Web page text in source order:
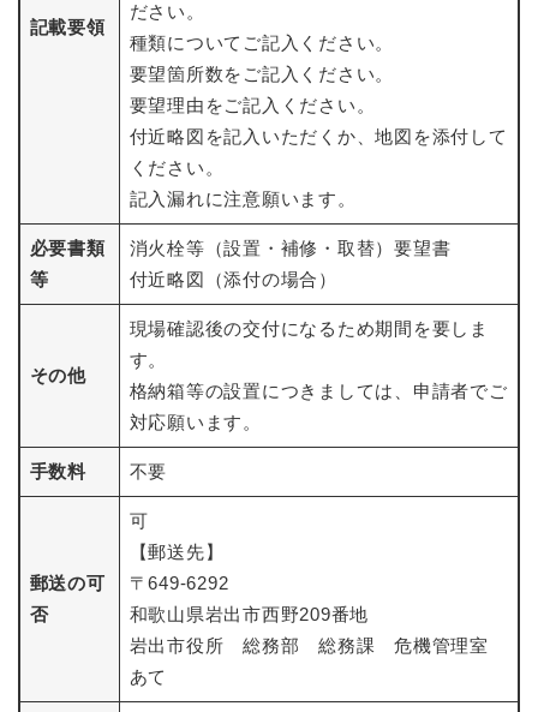
記載要領
ださい。
種類についてご記入ください。
要望箇所数をご記入ください。
要望理由をご記入ください。
付近略図を記入いただくか、地図を添付して
ください。
記入漏れに注意願います。
必要書類
等
消火栓等（設置・補修・取替）要望書
付近略図（添付の場合）
その他
現場確認後の交付になるため期間を要しま
す。
格納箱等の設置につきましては、申請者でご
対応願います。
手数料 不要
郵送の可
否
可
【郵送先】
〒649-6292
和歌山県岩出市西野209番地
岩出市役所 総務部 総務課 危機管理室
あて